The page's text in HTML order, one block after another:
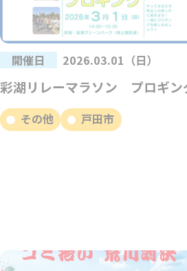
開催日 2026.03.01（日）
彩湖リレーマラソン プロギン
その他 戸田市